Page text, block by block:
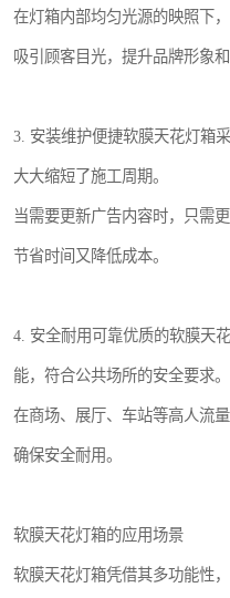
在灯箱内部均匀光源的映照下
吸引顾客目光，提升品牌形象和
3. 安装维护便捷软膜天花灯箱
大大缩短了施工周期。
当需要更新广告内容时，只需
节省时间又降低成本。
4. 安全耐用可靠优质的软膜天
能，符合公共场所的安全要求。
在商场、展厅、车站等高人流
确保安全耐用。
软膜天花灯箱的应用场景
软膜天花灯箱凭借其多功能性